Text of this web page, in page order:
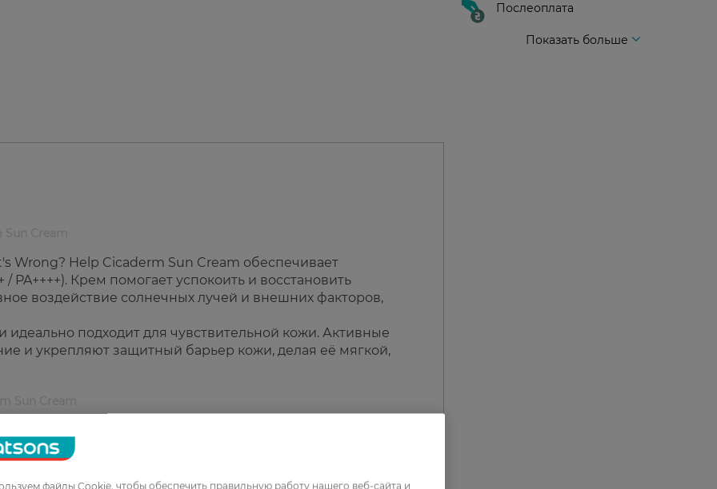
Help Cicaderm Sun Cream обеспечивает
PA++++). Крем помогает успокоить и восстановить
воздействие солнечных лучей и внешних факторов,
идеально подходит для чувствительной кожи. Активные
и укрепляют защитный барьер кожи, делая её мягкой,
/ PA++++).
для чувствительной и раздражённой кожи.
Послеоплата
Показать больше
файлы Cookie, чтобы обеспечить правильную работу нашего веб-сайта и